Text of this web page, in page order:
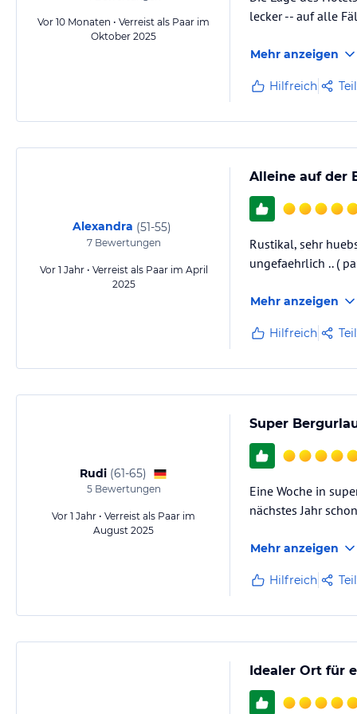
Vor 10 Monaten • Verreist als Paar im
Oktober 2025
lecker -- auf alle
Mehr anzeigen
Hilfreich
Alexandra (51-55)
7Bewertungen
Vor 1 Jahr • Verreist als Paar im April
2025
Alleine auf der
Rustikal, sehr
ungefaehrlich .. (
Mehr anzeigen
Hilfreich
Rudi (61-65)
5Bewertungen
Vor 1 Jahr • Verreist als Paar im
August 2025
Super
Eine Woche in
nächstes Jahr
Mehr anzeigen
Hilfreich
Idealer Ort für